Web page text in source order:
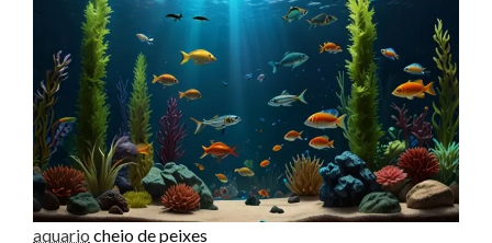
aquario cheio de peixes